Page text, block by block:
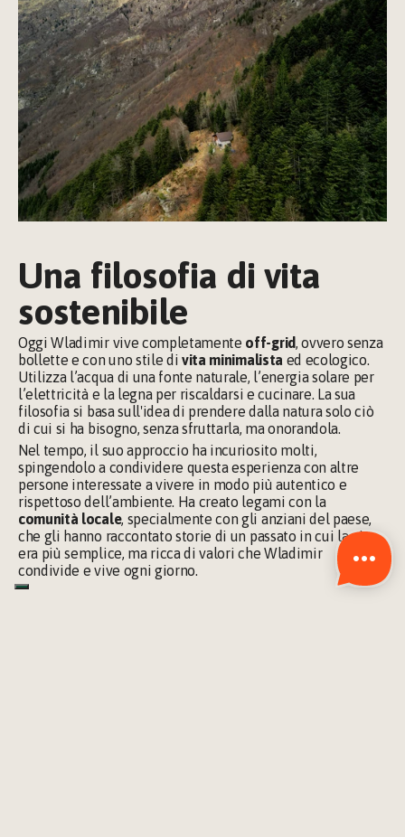
Una filosofia di vita
sostenibile
Oggi Wladimir vive completamente off-grid, ovvero senza
bollette e con uno stile di vita minimalista ed ecologico.
Utilizza l’acqua di una fonte naturale, l’energia solare per
l’elettricità e la legna per riscaldarsi e cucinare. La sua
filosofia si basa sull'idea di prendere dalla natura solo ciò
di cui si ha bisogno, senza sfruttarla, ma onorandola.
Nel tempo, il suo approccio ha incuriosito molti,
spingendolo a condividere questa esperienza con altre
persone interessate a vivere in modo più autentico e
rispettoso dell’ambiente. Ha creato legami con la
comunità locale, specialmente con gli anziani del paese,
che gli hanno raccontato storie di un passato in cui la vita
era più semplice, ma ricca di valori che Wladimir
condivide e vive ogni giorno.